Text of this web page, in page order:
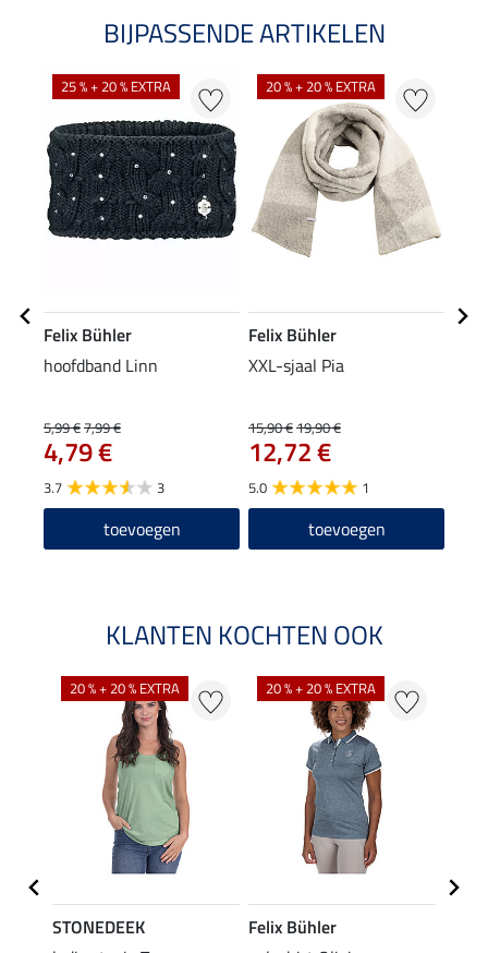
BIJPASSENDE ARTIKELEN
25 % + 20 % EXTRA
Felix Bühler
hoofdband Linn
5,99 €7,99 €
4,79 €
3.7 3
toevoegen
20 % + 20 % EXTRA
Felix Bühler
XXL-sjaal Pia
15,90 €19,90 €
12,72 €
5.0 1
toevoegen
KLANTEN KOCHTEN OOK
20 % + 20 % EXTRA
STONEDEEK
20 % + 20 % EXTRA
Felix Bühler